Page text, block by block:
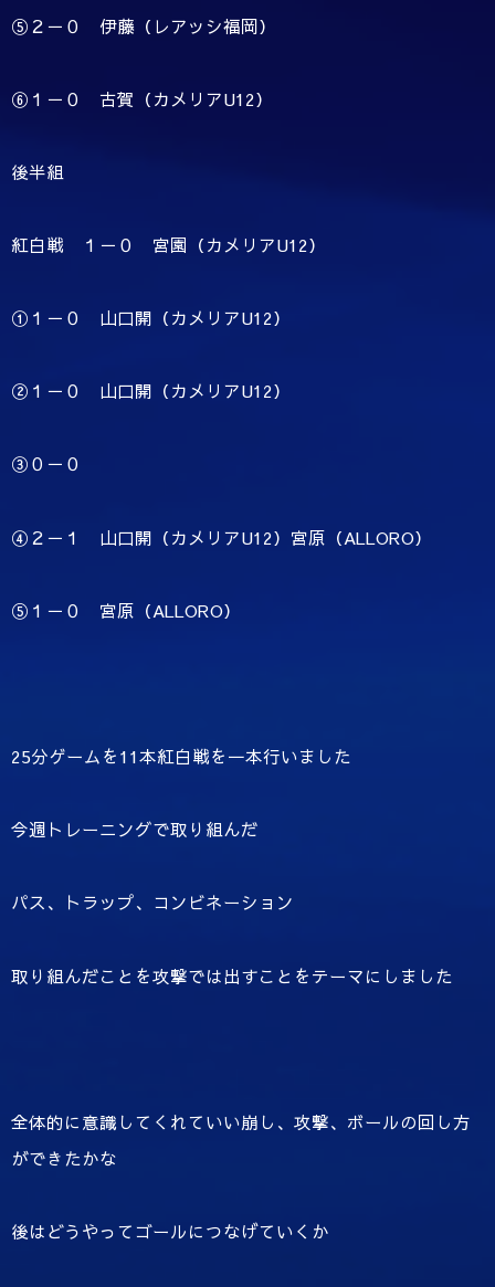
⑤２－０ 伊藤（レアッシ福岡）
⑥１－０ 古賀（カメリアU12）
後半組
紅白戦 １－０ 宮園（カメリアU12）
①１－０ 山口開（カメリアU12）
②１－０ 山口開（カメリアU12）
③０－０
④２－１ 山口開（カメリアU12）宮原（ALLORO）
⑤１－０ 宮原（ALLORO）
25分ゲームを11本紅白戦を一本行いました
今週トレーニングで取り組んだ
パス、トラップ、コンビネーション
取り組んだことを攻撃では出すことをテーマにしました
全体的に意識してくれていい崩し、攻撃、ボールの回し方
ができたかな
後はどうやってゴールにつなげていくか